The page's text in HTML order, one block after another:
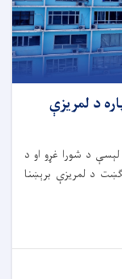
د لمریزې
د شورا غړو او د
زره افغانیو په لګښت د لمریزې برېښنا